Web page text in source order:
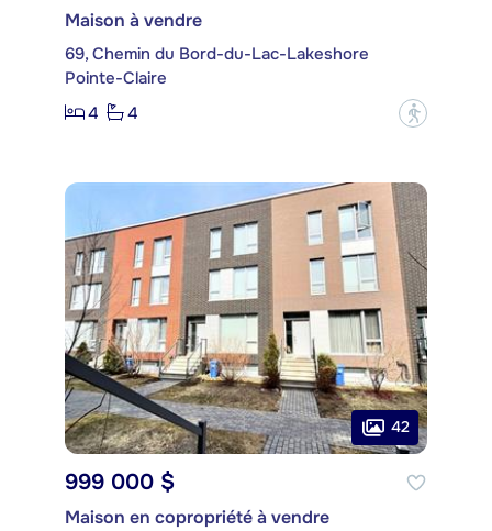
Maison à vendre
69, Chemin du Bord-du-Lac-Lakeshore
Pointe-Claire
4
4 ?
42
999 000 $
Maison en copropriété à vendre